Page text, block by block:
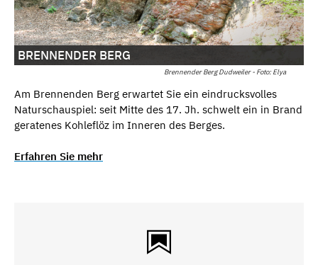
Brennender Berg Dudweiler - Foto: Elya
BRENNENDER BERG
Am Brennenden Berg erwartet Sie ein eindrucksvolles
Naturschauspiel: seit Mitte des 17. Jh. schwelt ein in Brand
geratenes Kohleflöz im Inneren des Berges.
Erfahren Sie mehr